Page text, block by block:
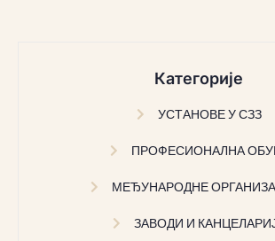
Категорије
УСТАНОВЕ У СЗЗ
ПРОФЕСИОНАЛНА
МЕЂУНАРОДНЕ
ЗАВОДИ И